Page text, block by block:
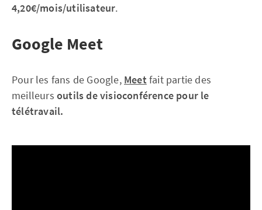
4,20€/mois/utilisateur.
Google Meet
Pour les fans de Google, Meet fait partie des
meilleurs outils de visioconférence pour le
télétravail.